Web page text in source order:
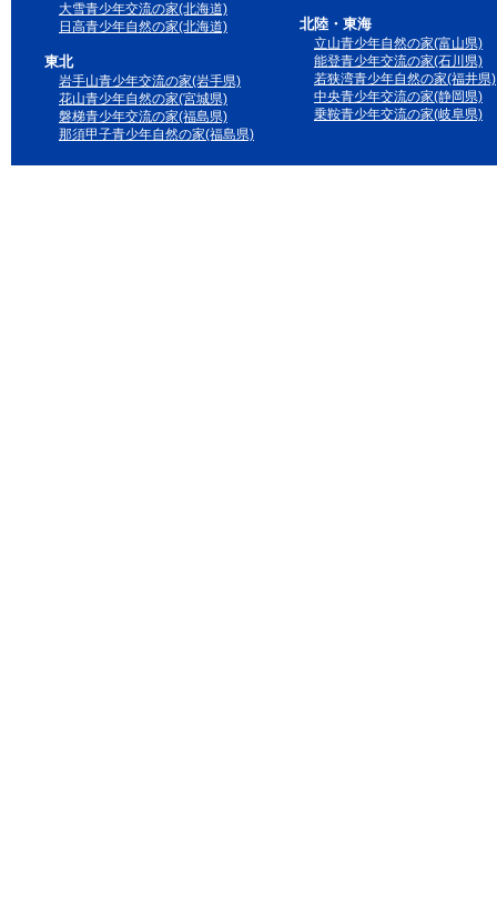
大雪青少年交流の家(北海道)
日高青少年自然の家(北海道)
東北
岩手山青少年交流の家(岩手県)
花山青少年自然の家(宮城県)
磐梯青少年交流の家(福島県)
那須甲子青少年自然の家(福島県)
北陸・東海
立山青少年自然の家(富山県)
能登青少年交流の家(石川県)
若狭湾青少年自然の家(福井県)
中央青少年交流の家(静岡県)
乗鞍青少年交流の家(岐阜県)